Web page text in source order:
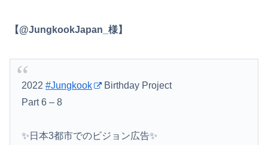
【@JungkookJapan_様】
2022#Jungkook
Birthday Project
Part 6 – 8
✨日本3都市でのビジョン広告✨